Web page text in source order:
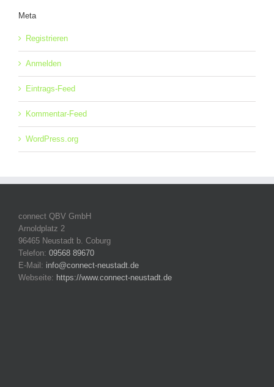
Meta
Registrieren
Anmelden
Eintrags-Feed
Kommentar-Feed
WordPress.org
connect QBV GmbH
Arnoldplatz 2
96465 Neustadt b. Coburg
Telefon: 09568 89670
E-Mail: info@connect-neustadt.de
Webseite: https://www.connect-neustadt.de